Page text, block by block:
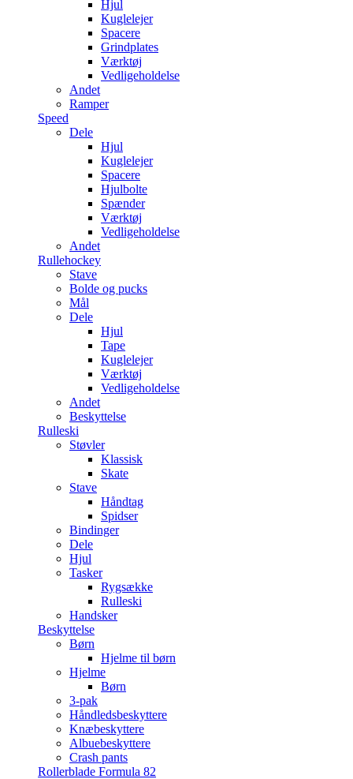
Hjul
Kuglelejer
Spacere
Grindplates
Værktøj
Vedligeholdelse
Andet
Ramper
Speed
Dele
Hjul
Kuglelejer
Spacere
Hjulbolte
Spænder
Værktøj
Vedligeholdelse
Andet
Rullehockey
Stave
Bolde og pucks
Mål
Dele
Hjul
Tape
Kuglelejer
Værktøj
Vedligeholdelse
Andet
Beskyttelse
Rulleski
Støvler
Klassisk
Skate
Stave
Håndtag
Spidser
Bindinger
Dele
Hjul
Tasker
Rygsække
Rulleski
Handsker
Beskyttelse
Børn
Hjelme til børn
Hjelme
Børn
3-pak
Håndledsbeskyttere
Knæbeskyttere
Albuebeskyttere
Crash pants
Rollerblade Formula 82